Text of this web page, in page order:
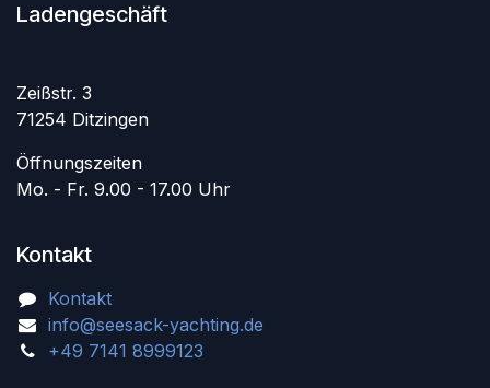
Ladengeschäft
Zeißstr. 3
71254 Ditzingen
Öffnungszeiten
Mo. - Fr. 9.00 - 17.00 Uhr
Kontakt
Kontakt
info@seesack-yachting.de
+49 7141 8999123